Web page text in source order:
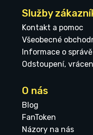
Služby
Kontakt a pomoc
Všeobecné
Informace o
Odstoupení,
O nás
Blog
FanToken
Názory na nás